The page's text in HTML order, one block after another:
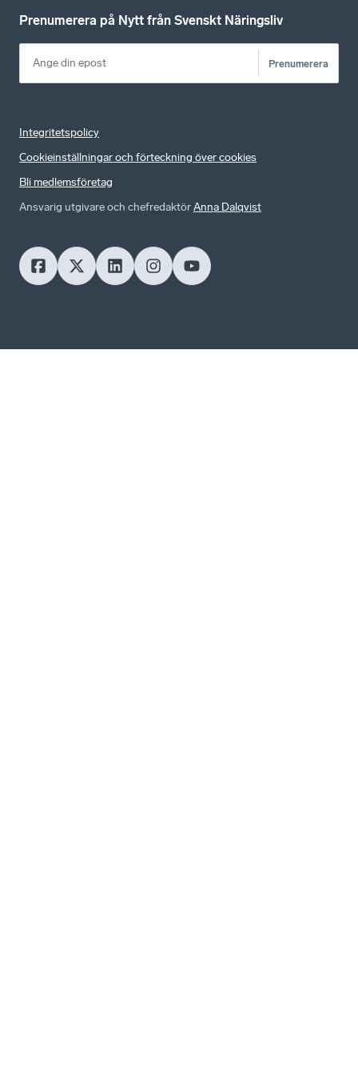
Prenumerera på Nytt från Svenskt Näringsliv
Prenumerera
Integritetspolicy
Cookieinställningar och förteckning över cookies
Bli medlemsföretag
Ansvarig utgivare och chefredaktörAnna Dalqvist